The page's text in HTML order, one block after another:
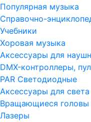
Популярная музыка
Справочно-
Учебники
Хоровая музыка
Аксессуары для
DMX-контроллеры,
PAR Светодиодные
Аксессуары для света
Вращающиеся головы
Лазеры